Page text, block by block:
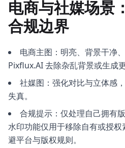
电商与社媒场景
合规边界
电商主图：明亮、背景干净
Pixflux.AI 去除杂乱背景或生成
社媒图：强化对比与立体感
失真。
合规提示：仅处理自己拥有
水印功能仅用于移除自有或授
避平台与版权规则。